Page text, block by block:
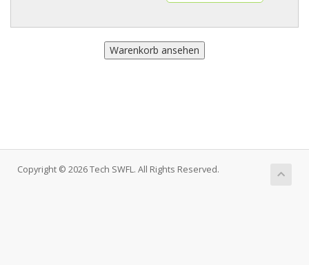
Copyright © 2026 Tech SWFL. All Rights Reserved.